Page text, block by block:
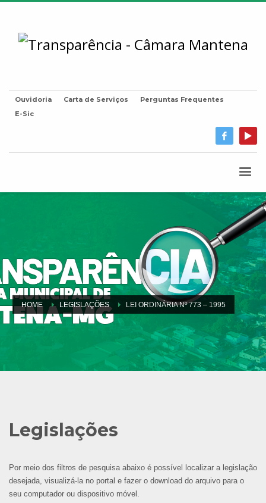
Ouvidoria Carta de Serviços
Perguntas Frequentes
E-Sic
HOME LEGISLAÇÕES LEI ORDINÁRIA Nº 773 – 1995
Legislações
Por meio dos filtros de pesquisa abaixo é possível localizar a legislação
desejada, visualizá-la no portal e fazer o download do arquivo para o
seu computador ou dispositivo móvel.